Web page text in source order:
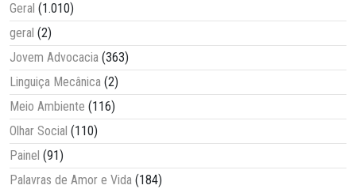
Geral (1.010)
geral (2)
Jovem Advocacia (363)
Linguiça Mecânica (2)
Meio Ambiente (116)
Olhar Social (110)
Painel (91)
Palavras de Amor e Vida (184)